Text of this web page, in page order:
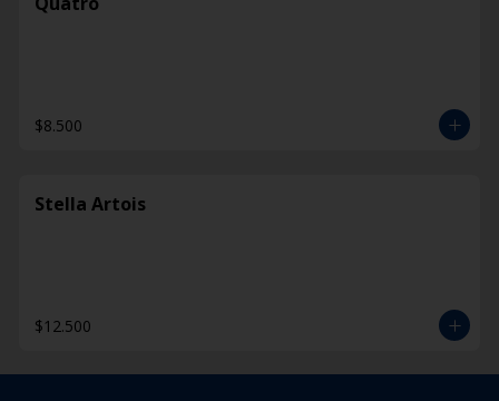
$8.500
Stella Artois
$12.500